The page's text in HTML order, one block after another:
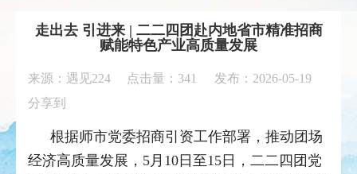
走出去 引进来 | 二二四团赴内地省市精准招商
赋能特色产业高质量发展
来源：遇见224 点击量： 341
发布：2026-05-19
分享到
根据师市党委招商引资工作部署，推动团场
经济高质量发展，5月10日至15日，二二四团党